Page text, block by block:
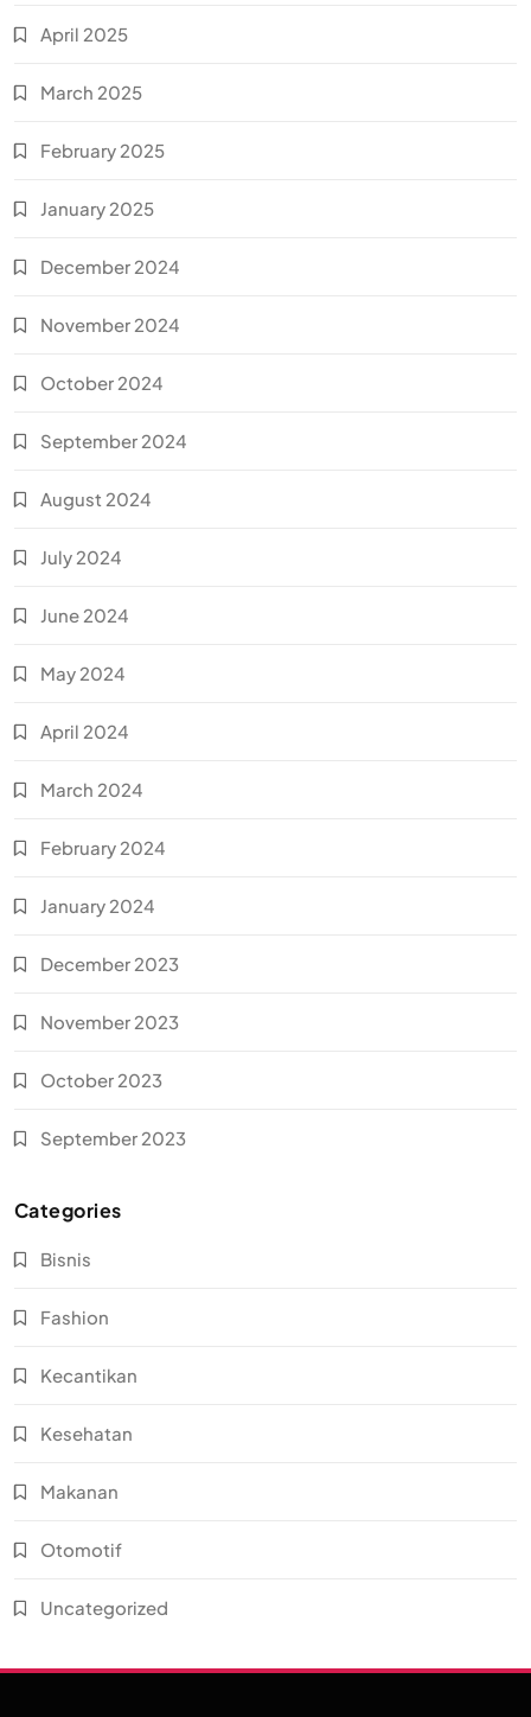
April 2025
March 2025
February 2025
January 2025
December 2024
November 2024
October 2024
September 2024
August 2024
July 2024
June 2024
May 2024
April 2024
March 2024
February 2024
January 2024
December 2023
November 2023
October 2023
September 2023
Categories
Bisnis
Fashion
Kecantikan
Kesehatan
Makanan
Otomotif
Uncategorized